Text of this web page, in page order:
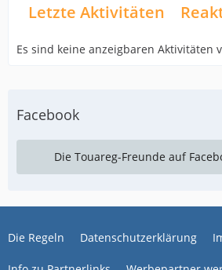
Letzte Aktivitäten
Es sind keine anzeigbaren Aktivitäten
Facebook
Die Touareg-Freunde auf
Die Regeln Datenschutzerklärung